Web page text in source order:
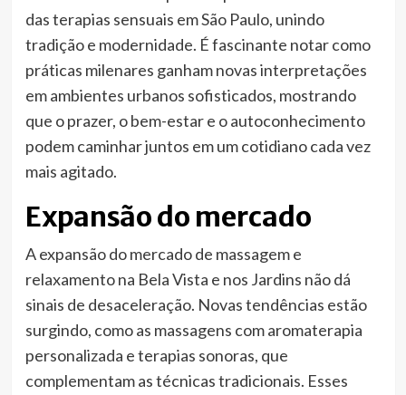
das terapias sensuais em São Paulo, unindo
tradição e modernidade. É fascinante notar como
práticas milenares ganham novas interpretações
em ambientes urbanos sofisticados, mostrando
que o prazer, o bem-estar e o autoconhecimento
podem caminhar juntos em um cotidiano cada vez
mais agitado.
Expansão do mercado
A expansão do mercado de massagem e
relaxamento na Bela Vista e nos Jardins não dá
sinais de desaceleração. Novas tendências estão
surgindo, como as massagens com aromaterapia
personalizada e terapias sonoras, que
complementam as técnicas tradicionais. Esses